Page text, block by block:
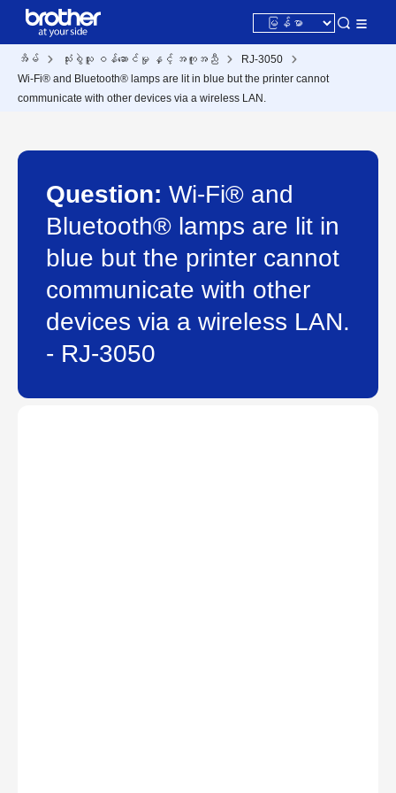
အိမ် သုံးစွဲသူ ဝန်ဆောင်မှု နှင့် အကူအညီ
RJ-3050
Wi-Fi® and Bluetooth® lamps are lit in blue but the printer cannot
communicate with other devices via a wireless LAN.
Question: Wi-Fi® and
Bluetooth® lamps are lit in
blue but the printer cannot
communicate with other
devices via a wireless LAN.
- RJ-3050